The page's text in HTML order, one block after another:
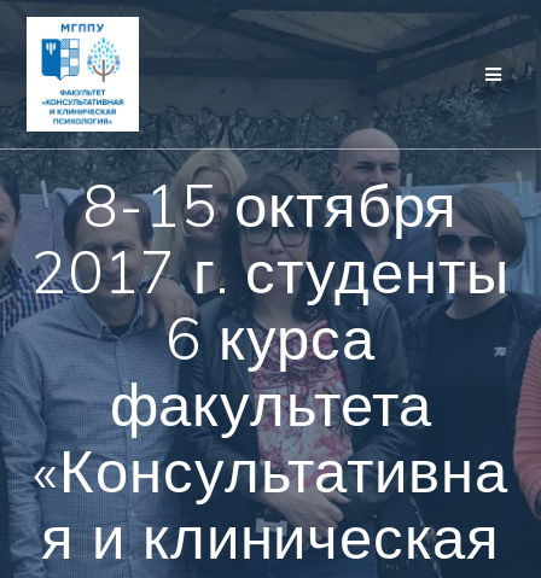
Перейти
к
8-15 октября
2017 г. студенты
6 курса
факультета
«Консультативна
я и клиническая